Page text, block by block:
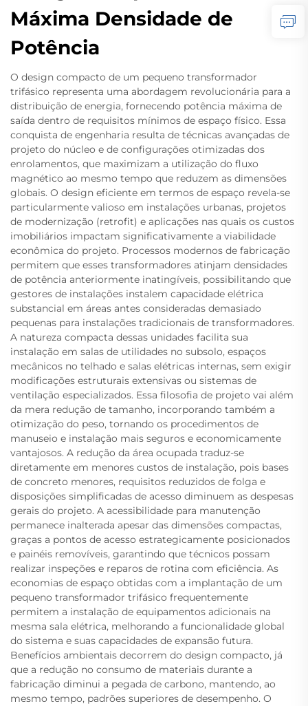
Máxima Densidade de
Potência
O design compacto de um pequeno transformador
trifásico representa uma abordagem revolucionária para a
distribuição de energia, fornecendo potência máxima de
saída dentro de requisitos mínimos de espaço físico. Essa
conquista de engenharia resulta de técnicas avançadas de
projeto do núcleo e de configurações otimizadas dos
enrolamentos, que maximizam a utilização do fluxo
magnético ao mesmo tempo que reduzem as dimensões
globais. O design eficiente em termos de espaço revela-se
particularmente valioso em instalações urbanas, projetos
de modernização (retrofit) e aplicações nas quais os custos
imobiliários impactam significativamente a viabilidade
econômica do projeto. Processos modernos de fabricação
permitem que esses transformadores atinjam densidades
de potência anteriormente inatingíveis, possibilitando que
gestores de instalações instalem capacidade elétrica
substancial em áreas antes consideradas demasiado
pequenas para instalações tradicionais de transformadores.
A natureza compacta dessas unidades facilita sua
instalação em salas de utilidades no subsolo, espaços
mecânicos no telhado e salas elétricas internas, sem exigir
modificações estruturais extensivas ou sistemas de
ventilação especializados. Essa filosofia de projeto vai além
da mera redução de tamanho, incorporando também a
otimização do peso, tornando os procedimentos de
manuseio e instalação mais seguros e economicamente
vantajosos. A redução da área ocupada traduz-se
diretamente em menores custos de instalação, pois bases
de concreto menores, requisitos reduzidos de folga e
disposições simplificadas de acesso diminuem as despesas
gerais do projeto. A acessibilidade para manutenção
permanece inalterada apesar das dimensões compactas,
graças a pontos de acesso estrategicamente posicionados
e painéis removíveis, garantindo que técnicos possam
realizar inspeções e reparos de rotina com eficiência. As
economias de espaço obtidas com a implantação de um
pequeno transformador trifásico frequentemente
permitem a instalação de equipamentos adicionais na
mesma sala elétrica, melhorando a funcionalidade global
do sistema e suas capacidades de expansão futura.
Benefícios ambientais decorrem do design compacto, já
que a redução no consumo de materiais durante a
fabricação diminui a pegada de carbono, mantendo, ao
mesmo tempo, padrões superiores de desempenho. O